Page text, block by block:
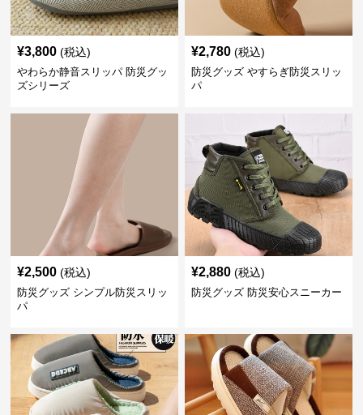
¥3,800 (税込)
やわらか静音スリッパ 防災グッ
ズシリーズ
¥2,780 (税込)
防災グッズ やすらぎ防災スリッ
パ
¥2,500 (税込)
防災グッズ シンプル防災スリッ
パ
¥2,880 (税込)
防災グッズ 防災安心スニーカー